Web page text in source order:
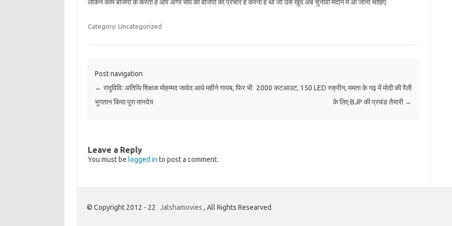
लेकिन काम बीजेपी के करता है और अगर संघ को बीजेपी का प्रचार है करना है था जो उसे खुद अब चुनावी मैदान में आ जाना चाहिए.
Category: Uncategorized
Post navigation
← रादुविवि: अतिथि शिक्षक मोहम्मद जावेद आधे महीने गायब, फिर भी
भुगतान किया पूरा मानदेय
2000 कटआउट, 150 LED स्क्रीन, ममता के गढ़ में मोदी की रैली
के लिए BJP की प्रचंड तैयारी →
Leave a Reply
You must be logged in to post a comment.
© Copyright 2012 - 22 Jalshamovies , All Rights Researved